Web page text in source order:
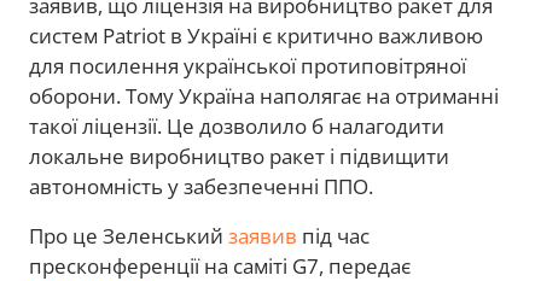
систем Patriot в Україні є критично важливою
для посилення української протиповітряної
оборони. Тому Україна наполягає на отриманні
такої ліцензії. Це дозволило б налагодити
локальне виробництво ракет і підвищити
автономність у забезпеченні ППО.
Про це Зеленський заявив під час
пресконференції на саміті G7, передає